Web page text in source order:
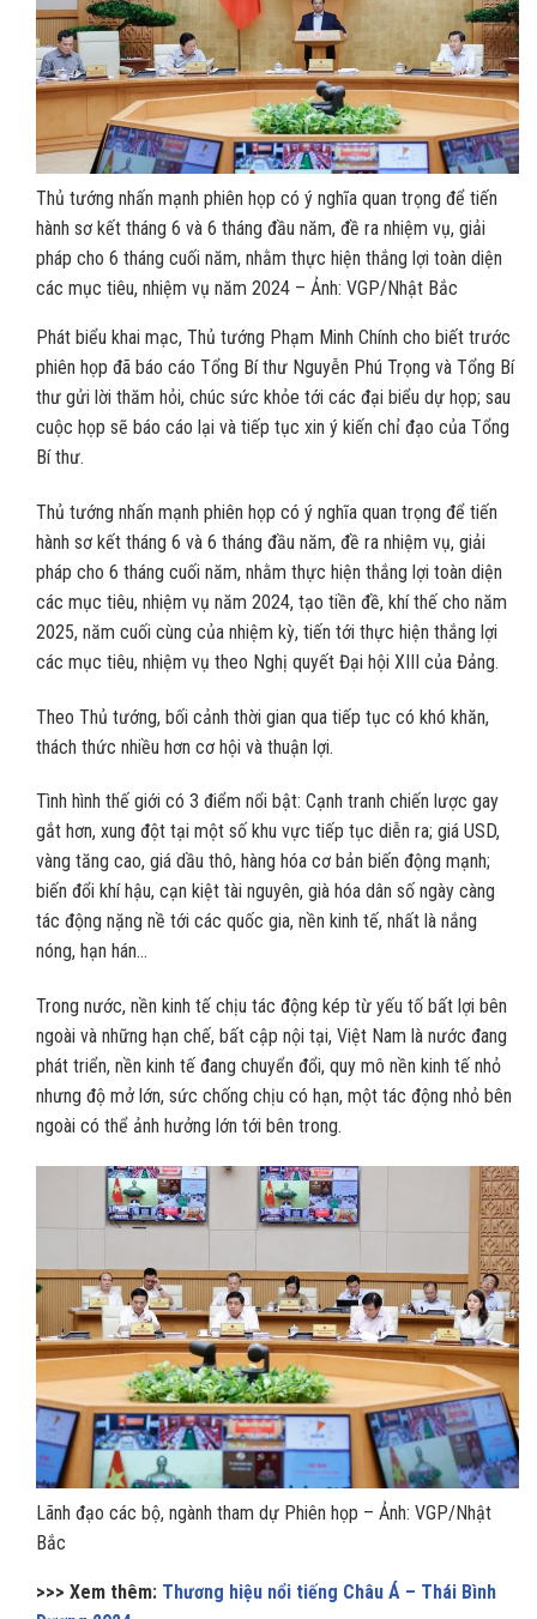
Thủ tướng nhấn mạnh phiên họp có ý nghĩa quan trọng để tiến
hành sơ kết tháng 6 và 6 tháng đầu năm, đề ra nhiệm vụ, giải
pháp cho 6 tháng cuối năm, nhằm thực hiện thắng lợi toàn diện
các mục tiêu, nhiệm vụ năm 2024 – Ảnh: VGP/Nhật Bắc
Phát biểu khai mạc, Thủ tướng Phạm Minh Chính cho biết trước
phiên họp đã báo cáo Tổng Bí thư Nguyễn Phú Trọng và Tổng Bí
thư gửi lời thăm hỏi, chúc sức khỏe tới các đại biểu dự họp; sau
cuộc họp sẽ báo cáo lại và tiếp tục xin ý kiến chỉ đạo của Tổng
Bí thư.
Thủ tướng nhấn mạnh phiên họp có ý nghĩa quan trọng để tiến
hành sơ kết tháng 6 và 6 tháng đầu năm, đề ra nhiệm vụ, giải
pháp cho 6 tháng cuối năm, nhằm thực hiện thắng lợi toàn diện
các mục tiêu, nhiệm vụ năm 2024, tạo tiền đề, khí thế cho năm
2025, năm cuối cùng của nhiệm kỳ, tiến tới thực hiện thắng lợi
các mục tiêu, nhiệm vụ theo Nghị quyết Đại hội XIII của Đảng.
Theo Thủ tướng, bối cảnh thời gian qua tiếp tục có khó khăn,
thách thức nhiều hơn cơ hội và thuận lợi.
Tình hình thế giới có 3 điểm nổi bật: Cạnh tranh chiến lược gay
gắt hơn, xung đột tại một số khu vực tiếp tục diễn ra; giá USD,
vàng tăng cao, giá dầu thô, hàng hóa cơ bản biến động mạnh;
biến đổi khí hậu, cạn kiệt tài nguyên, già hóa dân số ngày càng
tác động nặng nề tới các quốc gia, nền kinh tế, nhất là nắng
nóng, hạn hán…
Trong nước, nền kinh tế chịu tác động kép từ yếu tố bất lợi bên
ngoài và những hạn chế, bất cập nội tại, Việt Nam là nước đang
phát triển, nền kinh tế đang chuyển đổi, quy mô nền kinh tế nhỏ
nhưng độ mở lớn, sức chống chịu có hạn, một tác động nhỏ bên
ngoài có thể ảnh hưởng lớn tới bên trong.
Lãnh đạo các bộ, ngành tham dự Phiên họp – Ảnh: VGP/Nhật
Bắc
>>> Xem thêm: Thương hiệu nổi tiếng Châu Á – Thái Bình